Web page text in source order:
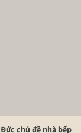
chủ đề nhà bếp